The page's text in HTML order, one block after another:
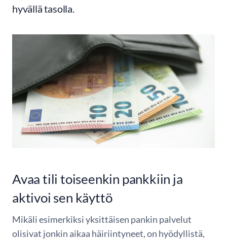
hyvällä tasolla.
Avaa tili toiseenkin pankkiin ja
aktivoi sen käyttö
Mikäli esimerkiksi yksittäisen pankin palvelut
olisivat jonkin aikaa häiriintyneet, on hyödyllistä,